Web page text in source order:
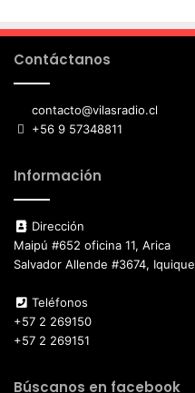
Contáctanos
contacto@vilasradio.cl
+56 9 57348811
Información
Dirección
Maipú #652 oficina 11, Arica
Salvador Allende #3674, Iquique
Teléfonos
+57 2 269150
+57 2 269151
Búscanos en facebook